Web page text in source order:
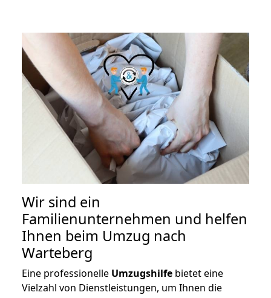
Wir sind ein
Familienunternehmen und helfen
Ihnen beim Umzug nach
Warteberg
Eine professionelle Umzugshilfe bietet eine
Vielzahl von Dienstleistungen, um Ihnen die